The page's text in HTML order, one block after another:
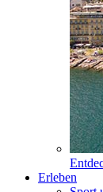
Erleben